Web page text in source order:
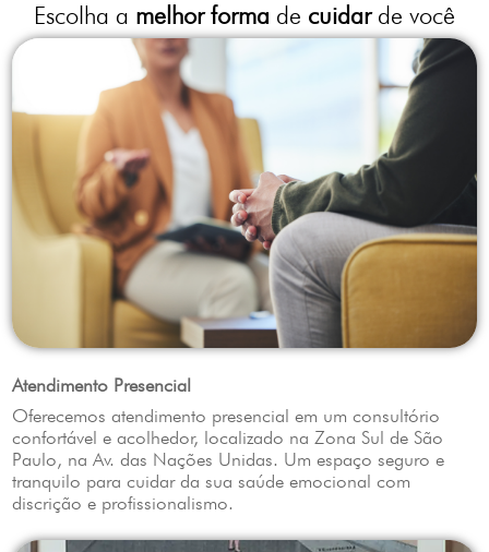
Escolha a melhor forma de cuidarde você
Atendimento Presencial
Oferecemos atendimento presencial em um consultório
confortável e acolhedor, localizado na Zona Sul de São
Paulo, na Av. das Nações Unidas. Um espaço seguro e
tranquilo para cuidar da sua saúde emocional com
discrição e profissionalismo.